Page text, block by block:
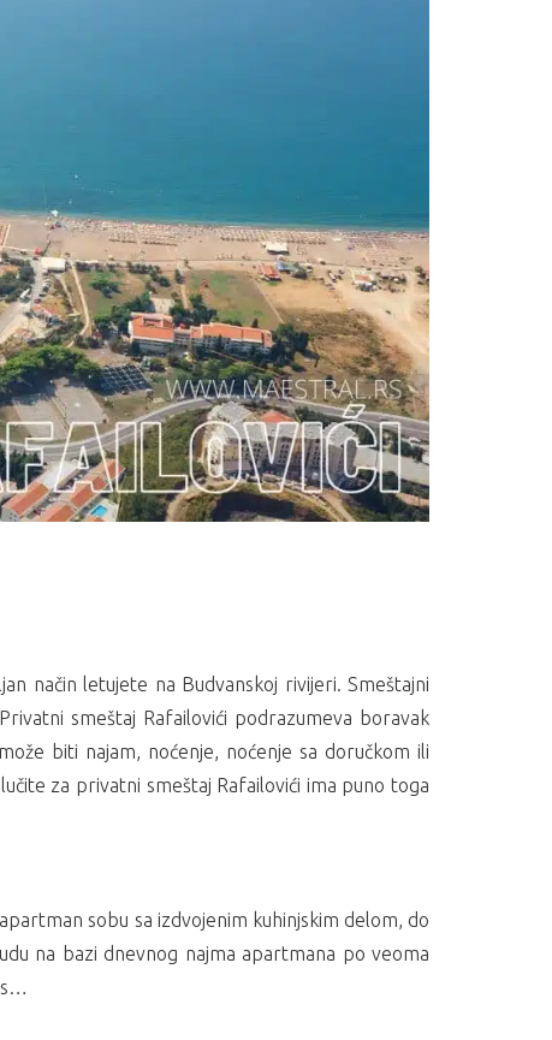
način letujete na Budvanskoj rivijeri. Smeštajni
smeštaj Rafailovići podrazumeva boravak
biti najam, noćenje, noćenje sa doručkom ili
za privatni smeštaj Rafailovići ima puno toga
sobu sa izdvojenim kuhinjskim delom, do
na bazi dnevnog najma apartmana po veoma